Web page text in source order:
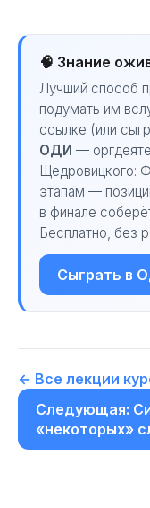
🧠 Знание
Лучший способ
подумать им
ссылке (или
ОДИ —
Щедровицкого:
этапам —
в финале
Бесплатно, без
Сыграть в
← Все лекции
Следующая:
«некоторых»